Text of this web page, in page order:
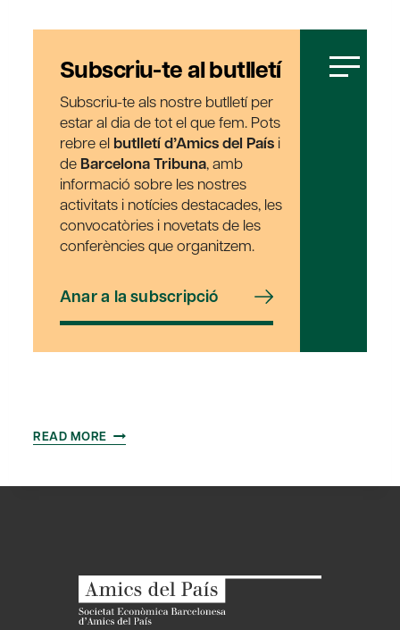
Subscriu-te al butlletí
Subscriu-te als nostre butlletí per
estar al dia de tot el que fem. Pots
rebre el butlletí d’Amics del País i
de Barcelona Tribuna, amb
informació sobre les nostres
activitats i notícies destacades, les
convocatòries i novetats de les
conferències que organitzem.
Anar a la subscripció
READ MORE DELIRIS